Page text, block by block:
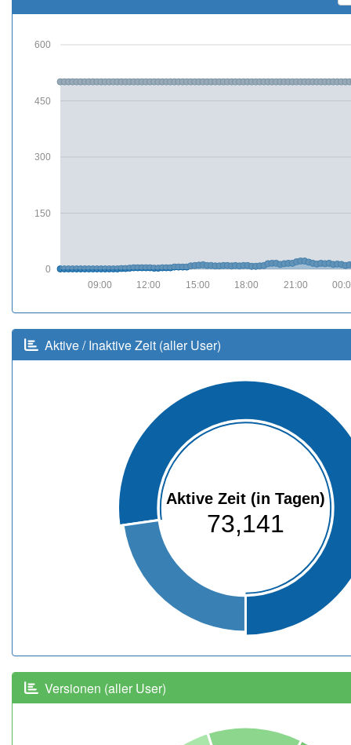
0
150
300
450
600
21:00
18:00
15:00
12:00
09:00
Aktive / Inaktive Zeit (aller User)
Aktive Zeit (in Tagen)
73,141
Versionen (aller User)